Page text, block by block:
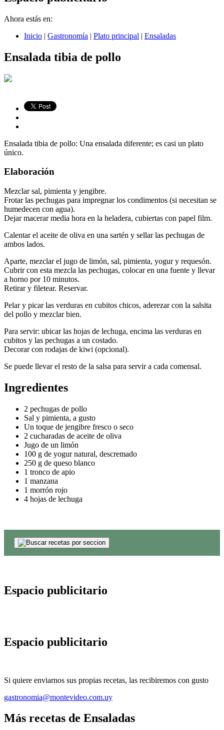
Ahora estás en:
Inicio | Gastronomía | Plato principal | Ensaladas
Ensalada tibia de pollo
Ensalada tibia de pollo: Una ensalada diferente; es casi un plato
único.
Elaboración
Mezclar sal, pimienta y jengibre.
Frotar las pechugas para impregnar los condimentos (si necesitan se
humedecen con agua).
Dejar macerar media hora en la heladera, cubiertas con papel film.
Calentar el aceite de oliva en una sartén y sellar las pechugas de
ambos lados.
Aparte, mezclar el jugo de limón, sal, pimienta, yogur y requesón.
Cubrir con esta mezcla las pechugas, colocar en una fuente y llevar
a horno por 10 minutos.
Retirar y filetear. Reservar.
Pelar y picar las verduras en cubitos chicos, aderezar con la salsita
del pollo y mezclar bien.
Para servir: ubicar las hojas de lechuga, encima las verduras en
cubitos y las pechugas a un costado.
Decorar con rodajas de kiwi (opcional).
Se puede llevar el resto de la salsa para servir a cada comensal.
Ingredientes
2 pechugas de pollo
Sal y pimienta, a gusto
Un toque de jengibre fresco o seco
2 cucharadas de aceite de oliva
Jugo de un limón
100 g de yogur natural, descremado
250 g de queso blanco
1 tronco de apio
1 manzana
1 morrón rojo
4 hojas de lechuga
Espacio publicitario
Espacio publicitario
Si quiere enviarnos sus propias recetas, las recibiremos con gusto
gastronomia@montevideo.com.uy
Más recetas de Ensaladas